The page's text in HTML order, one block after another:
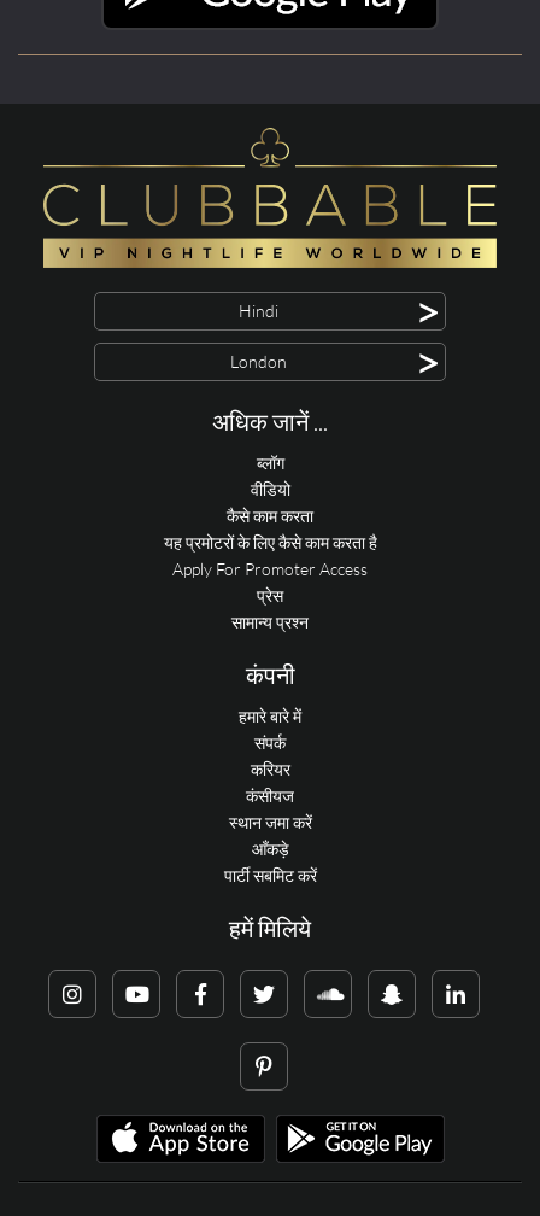
Hindi >
London >
अधिक जानें ...
ब्लॉग
वीडियो
कैसे काम करता
यह प्रमोटरों के लिए कैसे काम करता है
Apply For Promoter Access
प्रेस
सामान्य प्रश्न
कंपनी
हमारे बारे में
संपर्क
करियर
कंसीयज
स्थान जमा करें
आँकड़े
पार्टी सबमिट करें
हमें मिलिये